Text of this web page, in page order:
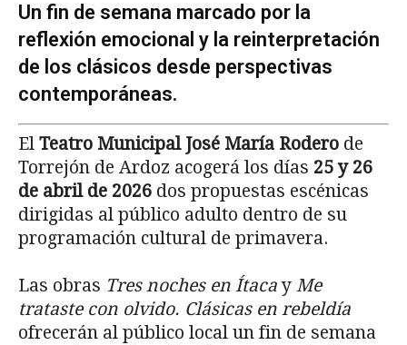
Un fin de semana marcado por la
reflexión emocional y la reinterpretación
de los clásicos desde perspectivas
contemporáneas.
El Teatro Municipal José María Rodero de
Torrejón de Ardoz acogerá los días 25 y 26
de abril de 2026 dos propuestas escénicas
dirigidas al público adulto dentro de su
programación cultural de primavera.
Las obras Tres noches en Ítacay Me
trataste con olvido. Clásicas en rebeldía
ofrecerán al público local un fin de semana